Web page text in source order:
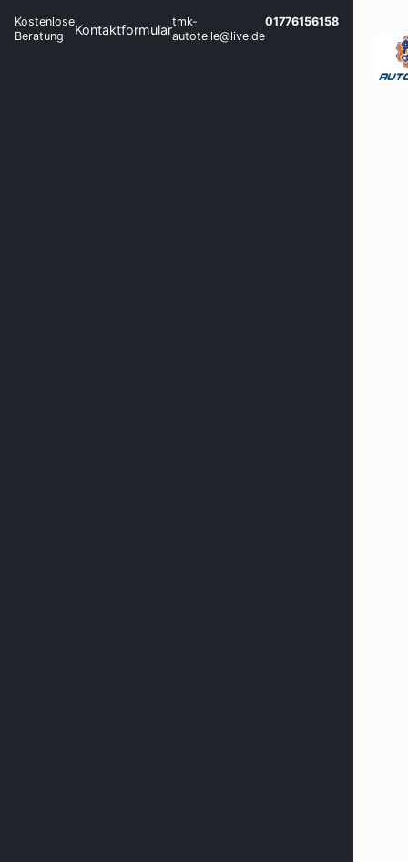
Kostenlose
Beratung
Kontaktformulartmk-
autoteile@live.de
01776156158